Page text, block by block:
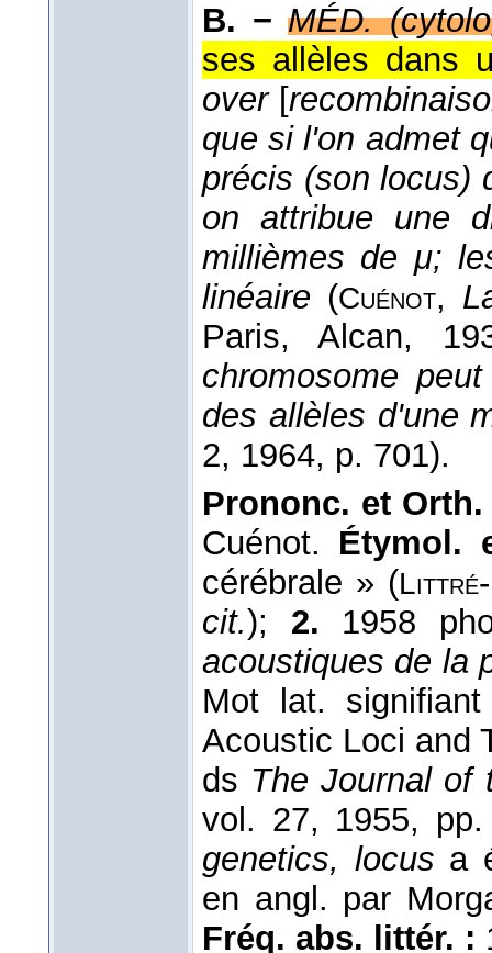
B. − MÉD.
ses allèles dans
over [
que si l'on admet
précis (son locus)
on attribue une
millièmes de μ;
linéaire (Cuénot,
Paris, Alcan,
chromosome
des allèles d'une
2, 1964, p. 701).
Prononc. et
Cuénot. Étymol.
cérébrale » (Littré-
cit.); 2. 1958
acoustiques de la
Mot lat.
Acoustic Loci and
ds The Journal of
vol. 27, 1955,
genetics, locus a
en angl. par
Fréq. abs. littér. :